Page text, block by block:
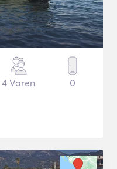
4 Varen 0